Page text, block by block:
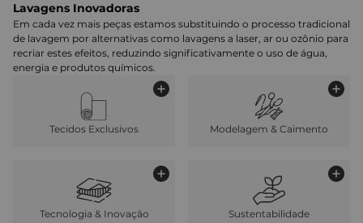
Lavagens Inovadoras
Em cada vez mais peças estamos substituindo o processo tradicional
de lavagem por alternativas como lavagens a laser, ar ou ozônio para
recriar estes efeitos, reduzindo significativamente o uso de água,
energia e produtos químicos.
Tecidos Exclusivos Modelagem & Caimento
Tecnologia & Inovação Sustentabilidade